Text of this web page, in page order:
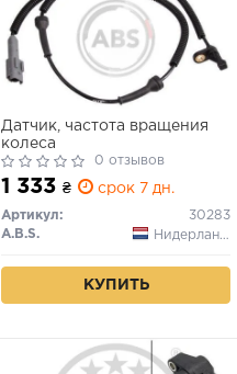
Датчик, частота вращения
колеса
0 отзывов
1 333 ₴ срок 7 дн.
Артикул:
30283
A.B.S.
Нидерланды
КУПИТЬ